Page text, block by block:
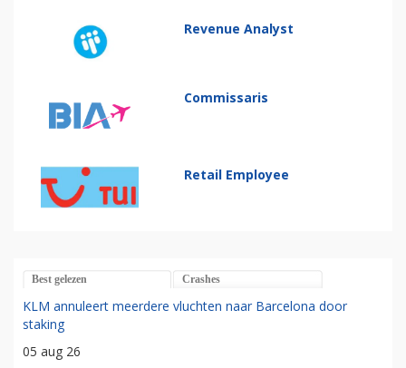
Revenue Analyst
Commissaris
Retail Employee
Best gelezen Crashes
KLM annuleert meerdere vluchten naar Barcelona door
staking
05 aug 26